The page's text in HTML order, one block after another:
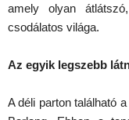
amely olyan
csodálatos világa.
Az egyik legszebb
A déli parton található